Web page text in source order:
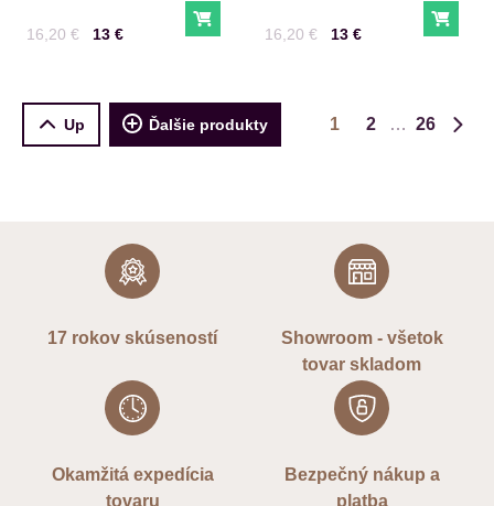
Cena s DPH13 €
Pred zľavou:
16,20 € Do košíkaCena s DPH13 €
Pred zľavou:
16,20 € Do
Up Ďalšie produkty 1 2
26
17 rokov skúseností
Showroom - všetok
tovar skladom
Okamžitá expedícia
tovaru
Bezpečný nákup a
platba